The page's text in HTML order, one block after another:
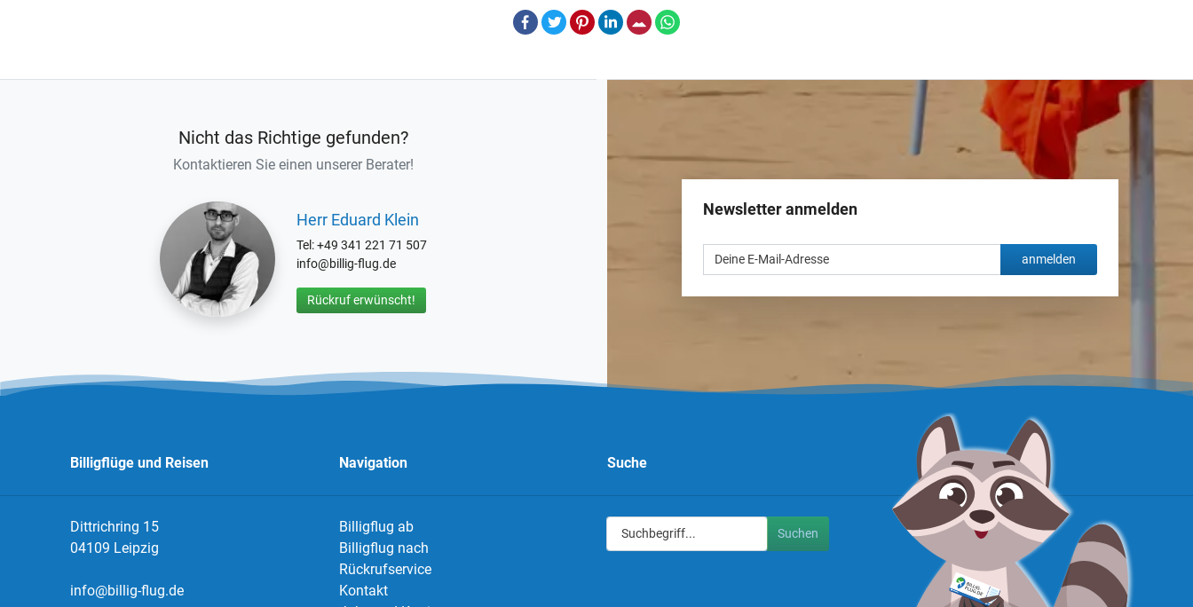
Facebook
TwitterPinterestLinkedInE-Mail
Nicht das Richtige gefunden?
Kontaktieren Sie einen unserer Berater!
Herr Eduard Klein
Tel: +49 341 221 71 507
info@billig-flug.de
Rückruf erwünscht!
Newsletter anmelden
anmelden
Billigflüge und Reisen
Dittrichring 15
04109 Leipzig
info@billig-flug.de
Navigation
Billigflug ab
Billigflug nach
Rückrufservice
Kontakt
Suche
Suchen